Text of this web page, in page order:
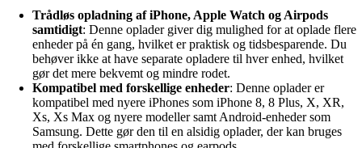
Trådløs opladning af iPhone, Apple Watch og Airpods
samtidigt: Denne oplader giver dig mulighed for at oplade flere
enheder på én gang, hvilket er praktisk og tidsbesparende. Du
behøver ikke at have separate opladere til hver enhed, hvilket
gør det mere bekvemt og mindre rodet.
Kompatibel med forskellige enheder: Denne oplader er
kompatibel med nyere iPhones som iPhone 8, 8 Plus, X, XR,
Xs, Xs Max og nyere modeller samt Android-enheder som
Samsung. Dette gør den til en alsidig oplader, der kan bruges